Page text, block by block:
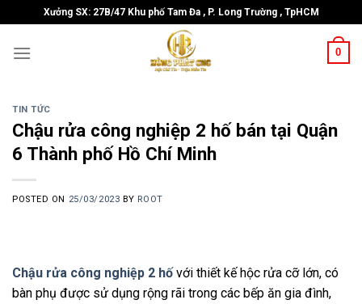
to
content
Xưởng SX: 27B/47 Khu phố Tam Đa , P. Long Trường , TpHCM
0
TIN TỨC
Chậu rửa công nghiệp 2 hố bán tại Quận
6 Thành phố Hồ Chí Minh
POSTED ON 25/03/2023 BY ROOT
Chậu rửa công nghiệp 2 hốvới thiết kế hộc rửa cỡ lớn, có
bàn phụ được sử dụng rộng rãi trong các bếp ăn gia đình,